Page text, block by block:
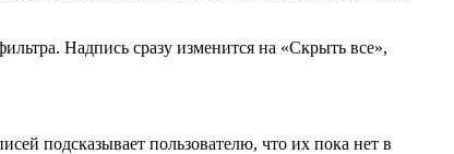
Надпись сразу изменится на «Скрыть все»,
подсказывает пользователю, что их пока нет в